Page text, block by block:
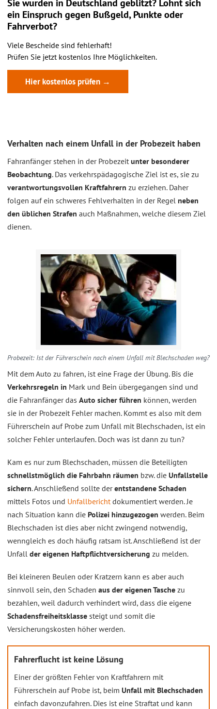
Sie wurden in Deutschland geblitzt? Lohnt sich
ein Einspruch gegen Bußgeld, Punkte oder
Fahrverbot?
Viele Bescheide sind fehlerhaft!
Prüfen Sie jetzt kostenlos Ihre Möglichkeiten.
Hier kostenlos prüfen →
Verhalten nach einem Unfall in der Probezeit haben
Fahranfänger stehen in der Probezeit unter besonderer
Beobachtung. Das verkehrspädagogische Ziel ist es, sie zu
verantwortungsvollen Kraftfahrern zu erziehen. Daher
folgen auf ein schweres Fehlverhalten in der Regel neben
den üblichen Strafen auch Maßnahmen, welche diesem Ziel
dienen.
Probezeit: Ist der Führerschein nach einem Unfall mit Blechschaden weg?
Mit dem Auto zu fahren, ist eine Frage der Übung. Bis die
Verkehrsregeln in Mark und Bein übergegangen sind und
die Fahranfänger das Auto sicher führen können, werden
sie in der Probezeit Fehler machen. Kommt es also mit dem
Führerschein auf Probe zum Unfall mit Blechschaden, ist ein
solcher Fehler unterlaufen. Doch was ist dann zu tun?
Kam es nur zum Blechschaden, müssen die Beteiligten
schnellstmöglich die Fahrbahn räumen bzw. die Unfallstelle
sichern. Anschließend sollte derentstandene Schaden
mittels Fotos und Unfallberichtdokumentiert werden. Je
nach Situation kann die Polizei hinzugezogen werden. Beim
Blechschaden ist dies aber nicht zwingend notwendig,
wenngleich es doch häufig ratsam ist. Anschließend ist der
Unfall der eigenen Haftpflichtversicherung zu melden.
Bei kleineren Beulen oder Kratzern kann es aber auch
sinnvoll sein, den Schaden aus der eigenen Tasche zu
bezahlen, weil dadurch verhindert wird, dass die eigene
Schadensfreiheitsklasse steigt und somit die
Versicherungskosten höher werden.
Fahrerflucht ist keine Lösung
Einer der größten Fehler von Kraftfahrern mit
Führerschein auf Probe ist, beim Unfall mit Blechschaden
einfach davonzufahren. Dies ist eine Straftat und kann